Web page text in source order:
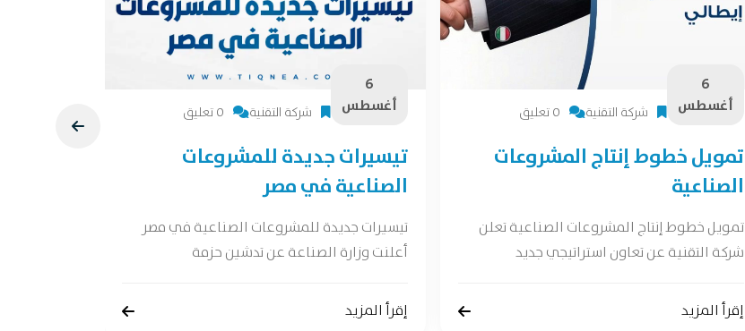
6
أغسطس
شركة التقنية 0 تعليق
تيسيرات جديدة للمشروعات
الصناعية في مصر
تيسيرات جديدة للمشروعات الصناعية في مصر
أعلنت وزارة الصناعة عن تدشين حزمة
إقرأ المزيد
6
أغسطس
شركة التقنية 0 تعليق
تمويل خطوط إنتاج المشروعات
الصناعية
تمويل خطوط إنتاج المشروعات الصناعية تعلن
شركة التقنية عن تعاون استراتيجي جديد
إقرأ المزيد